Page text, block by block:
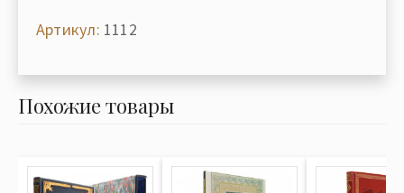
Артикул: 1112
Похожие товары